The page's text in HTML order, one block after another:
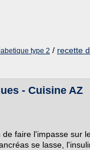
type 2 / recette
- Cuisine AZ
faire l'impasse sur
se lasse,